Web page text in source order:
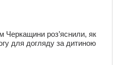
Черкащини роз’яснили, як
для догляду за дитиною